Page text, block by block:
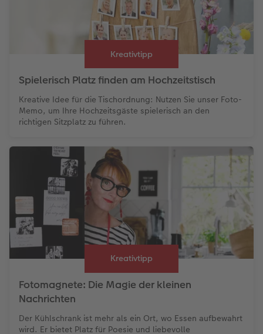
Kreativtipp
Spielerisch Platz finden am Hochzeitstisch
Kreative Idee für die Tischordnung: Nutzen Sie unser Foto-
Memo, um Ihre Hochzeitsgäste spielerisch an den
richtigen Sitzplatz zu führen.
Kreativtipp
Fotomagnete: Die Magie der kleinen
Nachrichten
Der Kühlschrank ist mehr als ein Ort, wo Essen aufbewahrt
wird. Er bietet Platz für Poesie und liebevolle